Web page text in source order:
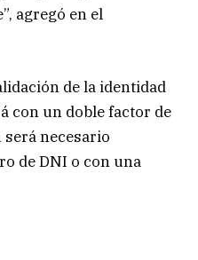
agregó en el
de la identidad
con un doble factor de
necesario
de DNI o con una